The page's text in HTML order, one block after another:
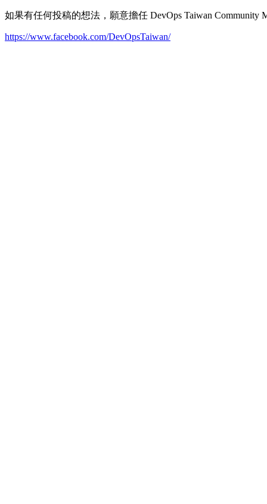
如果有任何投稿的想法，願意擔任 DevOps Taiwan Community
https://www.facebook.com/DevOpsTaiwan/